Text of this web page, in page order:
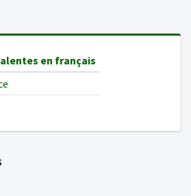
en français